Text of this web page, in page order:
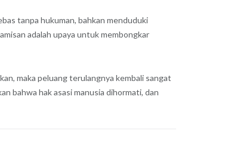
tanpa hukuman, bahkan menduduki
adalah upaya untuk membongkar
maka peluang terulangnya kembali sangat
bahwa hak asasi manusia dihormati, dan